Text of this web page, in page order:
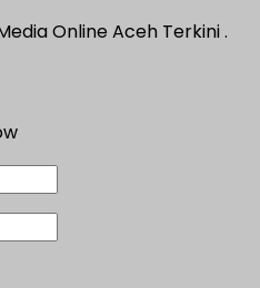
Online Aceh Terkini .